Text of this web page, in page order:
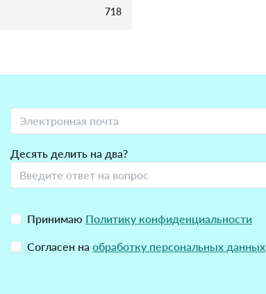
718
Десять делить на два?
Принимаю Политику конфиденциальности
Согласен на обработку персональных данных